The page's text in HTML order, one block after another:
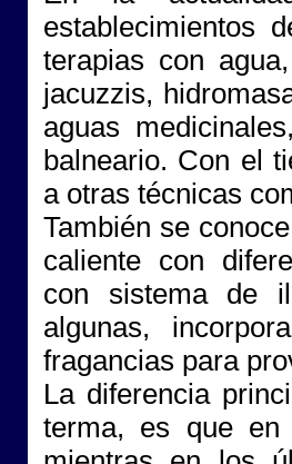
establecimientos
terapias con
jacuzzis,
aguas
balneario. Con el
a otras técnicas
También se
caliente con
con sistema de
algunas,
fragancias para
La diferencia
terma, es que